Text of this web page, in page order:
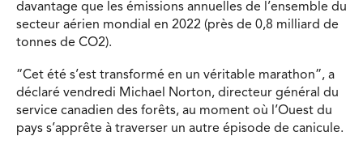
davantage que les émissions annuelles de l’ensemble du
secteur aérien mondial en 2022 (près de 0,8 milliard de
tonnes de CO2).
“Cet été s’est transformé en un véritable marathon”, a
déclaré vendredi Michael Norton, directeur général du
service canadien des forêts, au moment où l’Ouest du
pays s’apprête à traverser un autre épisode de canicule.